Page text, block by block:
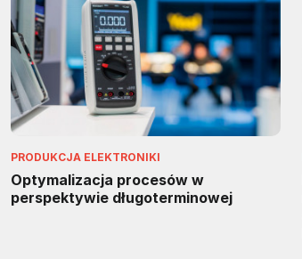
PRODUKCJA ELEKTRONIKI
Optymalizacja procesów w
perspektywie długoterminowej